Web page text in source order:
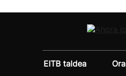
EITB taldea